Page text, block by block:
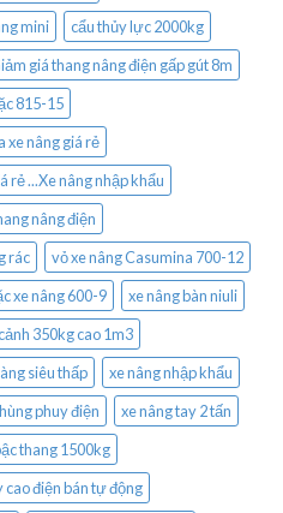
mini
cẩu thủy lực 2000kg
giá thang nâng điện gấp gút 8m
815-15
xe nâng giá rẻ
rẻ ...Xe nâng nhập khẩu
nâng điện
rác
vỏ xe nâng Casumina 700-12
xe nâng 600-9
xe nâng bàn niuli
350kg cao 1m3
siêu thấp
xe nâng nhập khẩu
phuy điện
xe nâng tay 2 tấn
thang 1500kg
cao điện bán tự động